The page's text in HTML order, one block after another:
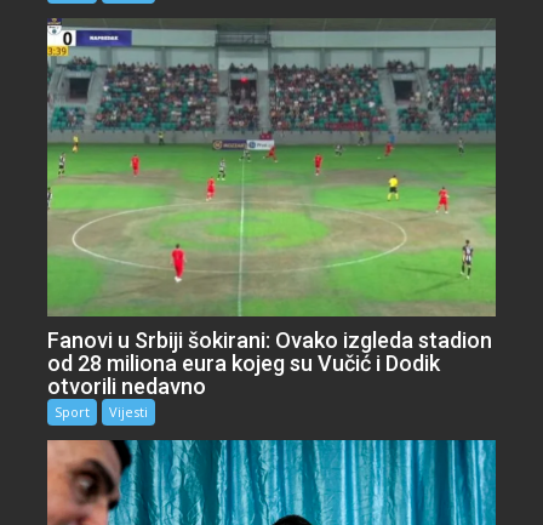
Fanovi u Srbiji šokirani: Ovako izgleda stadion
od 28 miliona eura kojeg su Vučić i Dodik
otvorili nedavno
Sport Vijesti